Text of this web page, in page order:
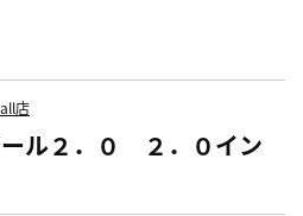
店
ル２．０ ２．０イン